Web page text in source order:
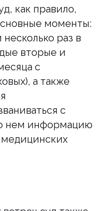
как правило,
моменты:
раз в
вторые и
с
а также
с
нем информацию
медицинских